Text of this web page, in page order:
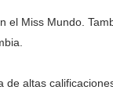
el Miss Mundo.
de altas